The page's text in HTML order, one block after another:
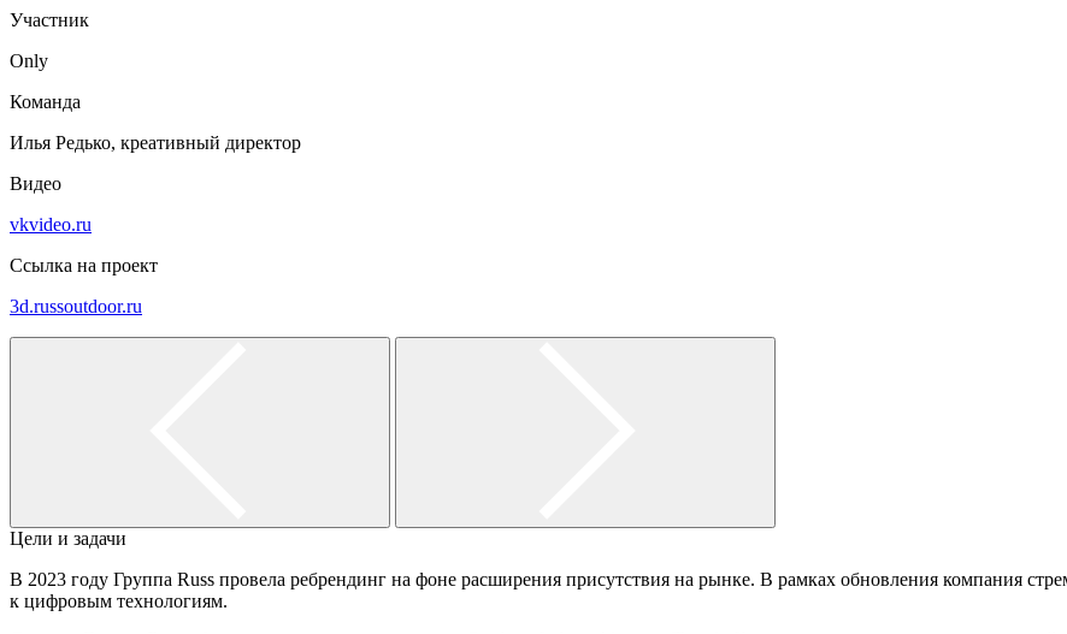
Участник
Only
Команда
Илья Редько, креативный директор
Видео
vkvideo.ru
Ссылка на проект
3d.russoutdoor.ru
Цели и задачи
В 2023 году Группа Russ провела ребрендинг на фоне расширения присутствия на рынке. В рамках обновления компания
к цифровым технологиям.